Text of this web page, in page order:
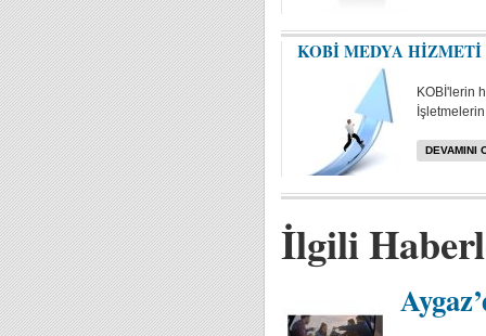
KOBİ MEDYA HİZMETİ
KOBİ'lerin
DEVAMINI
İlgili